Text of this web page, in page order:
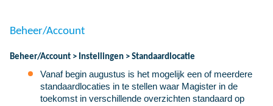
Beheer/Account
Beheer/Account > Instellingen > Standaardlocatie
Vanaf begin augustus is het mogelijk een of meerdere
standaardlocaties in te stellen waar Magister in de
toekomst in verschillende overzichten standaard op